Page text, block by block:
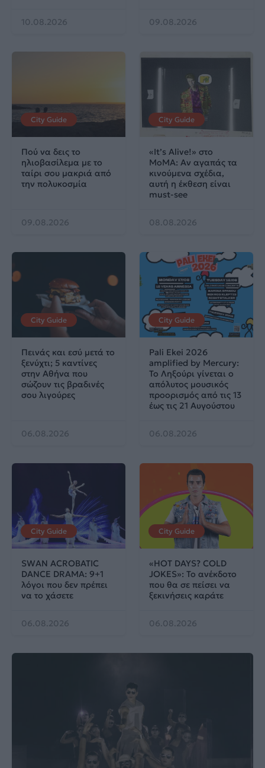
10.08.2026 09.08.2026
City Guide
Πού να δεις το
ηλιοβασίλεμα με το
ταίρι σου μακριά από
την πολυκοσμία
09.08.2026
City Guide
«It’s Alive!» στο
MoMA: Αν αγαπάς τα
κινούμενα σχέδια,
αυτή η έκθεση είναι
must-see
08.08.2026
City Guide
Πεινάς και εσύ μετά το
ξενύχτι; 5 καντίνες
στην Αθήνα που
σώζουν τις βραδινές
σου λιγούρες
06.08.2026
City Guide
Pali Ekei 2026
amplified by Mercury:
Το Ληξούρι γίνεται ο
απόλυτος μουσικός
προορισμός από τις 13
έως τις 21 Αυγούστου
06.08.2026
City Guide
SWAN ACROBATIC
DANCE DRAMA: 9+1
λόγοι που δεν πρέπει
να το χάσετε
06.08.2026
City Guide
«HOT DAYS? COLD
JOKES»: Το ανέκδοτο
που θα σε πείσει να
ξεκινήσεις καράτε
06.08.2026